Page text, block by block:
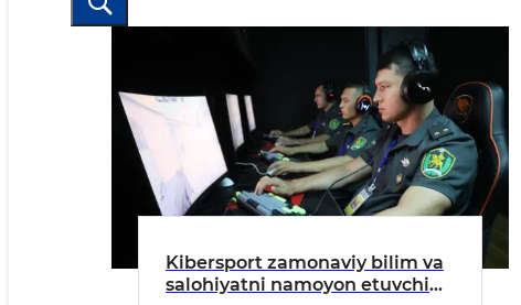
Kibersport zamonaviy bilim va
salohiyatni namoyon etuvchi